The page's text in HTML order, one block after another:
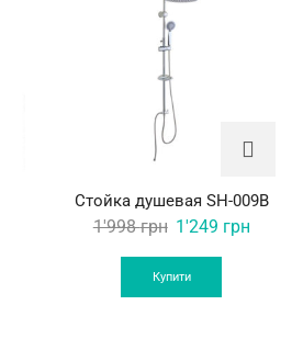
Стойка душевая SH-009B
1'998грн Original
price
was:
1'998 грн.
1'249 грн
Купити